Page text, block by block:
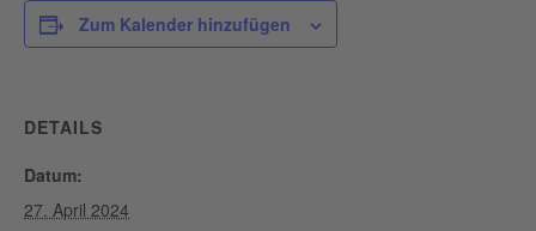
Zum Kalender hinzufügen
DETAILS
Datum:
27. April 2024